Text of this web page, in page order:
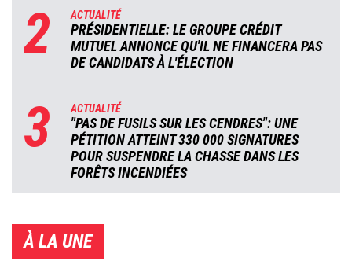
2 ACTUALITÉ
PRÉSIDENTIELLE: LE GROUPE CRÉDIT
MUTUEL ANNONCE QU'IL NE FINANCERA PAS
DE CANDIDATS À L'ÉLECTION
3 ACTUALITÉ
"PAS DE FUSILS SUR LES CENDRES": UNE
PÉTITION ATTEINT 330 000 SIGNATURES
POUR SUSPENDRE LA CHASSE DANS LES
FORÊTS INCENDIÉES
À LA UNE